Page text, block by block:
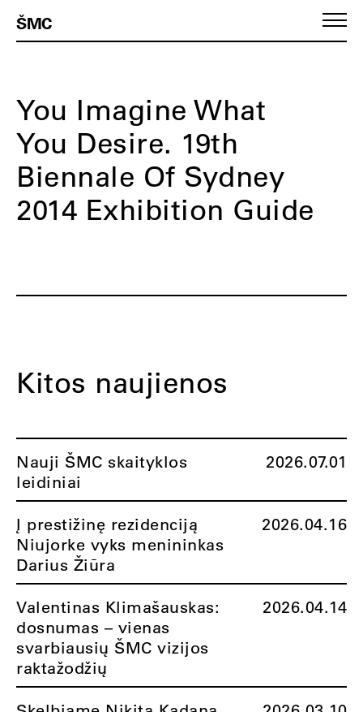
ŠMC
You Imagine What
You Desire. 19th
Biennale Of Sydney
2014 Exhibition Guide
Kitos naujienos
Nauji ŠMC skaityklos
leidiniai
2026.07.01
Į prestižinę rezidenciją
Niujorke vyks menininkas
Darius Žiūra
2026.04.16
Valentinas Klimašauskas:
dosnumas – vienas
svarbiausių ŠMC vizijos
raktažodžių
2026.04.14